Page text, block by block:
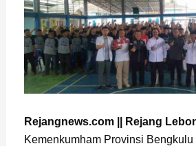
Rejangnews.com || Rejang
Kemenkumham Provinsi Bengkulu